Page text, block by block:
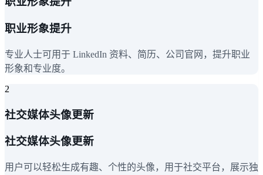
职业形象提升
专业人士可用于 LinkedIn 资料、简历、公司官网，提升职业
形象和专业度。
2
社交媒体头像更新
社交媒体头像更新
用户可以轻松生成有趣、个性的头像，用于社交平台，展示独